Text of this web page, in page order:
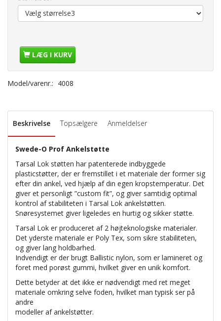
LÆG I KURV
Model/varenr.: 4008
Beskrivelse Topsælgere Anmeldelser
Swede-O Prof Ankelstøtte
Tarsal Lok støtten har patenterede indbyggede
plasticstøtter, der er fremstillet i et materiale der former sig
efter din ankel, ved hjælp af din egen kropstemperatur. Det
giver et personligt ”custom fit”, og giver samtidig optimal
kontrol af stabiliteten i Tarsal Lok ankelstøtten.
Snøresystemet giver ligeledes en hurtig og sikker støtte.
Tarsal Lok er produceret af 2 højteknologiske materialer.
Det yderste materiale er Poly Tex, som sikre stabiliteten,
og giver lang holdbarhed.
Indvendigt er der brugt Ballistic nylon, som er lamineret og
foret med porøst gummi, hvilket giver en unik komfort.
Dette betyder at det ikke er nødvendigt med ret meget
materiale omkring selve foden, hvilket man typisk ser på
andre
modeller af ankelstøtter.